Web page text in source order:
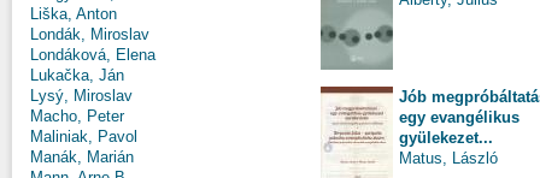
Liška, Anton
Londák, Miroslav
Londáková, Elena
Lukačka, Ján
Lysý, Miroslav
Macho, Peter
Maliniak, Pavol
Manák, Marián
Jób
egy evangélikus
gyülekezet...
Matus, László